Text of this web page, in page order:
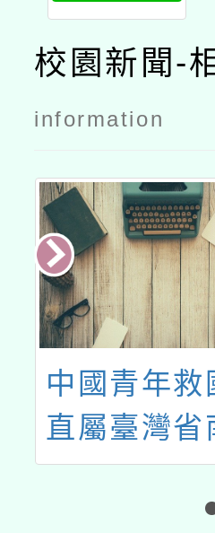
校園新聞-
information
中國青年救
直屬臺灣省
縣團務指導
會辦理114